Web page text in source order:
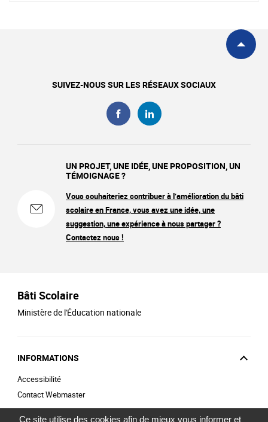
SUIVEZ-NOUS SUR LES RÉSEAUX SOCIAUX
UN PROJET, UNE IDÉE, UNE PROPOSITION, UN
TÉMOIGNAGE ?
Vous souhaiteriez contribuer à l’amélioration du bâti
scolaire en France, vous avez une idée, une
suggestion, une expérience à nous partager ?
Contactez nous !
Bâti Scolaire
Ministère de l'Éducation nationale
INFORMATIONS
Accessibilité
Contact Webmaster
Ce site utilise des cookies afin de mieux vous informer et